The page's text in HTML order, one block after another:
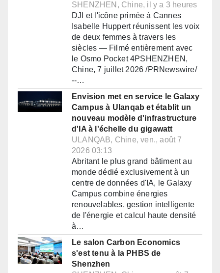
SHENZHEN, Chine, il y a 3 heures
DJI et l'icône primée à Cannes
Isabelle Huppert réunissent les voix
de deux femmes à travers les
siècles — Filmé entièrement avec
le Osmo Pocket 4PSHENZHEN,
Chine, 7 juillet 2026 /PRNewswire/
--…
Envision met en service le Galaxy
Campus à Ulanqab et établit un
nouveau modèle d'infrastructure
d'IA à l'échelle du gigawatt
ULANQAB, Chine, ven., août 7
2026 03:13
Abritant le plus grand bâtiment au
monde dédié exclusivement à un
centre de données d'IA, le Galaxy
Campus combine énergies
renouvelables, gestion intelligente
de l'énergie et calcul haute densité
à…
Le salon Carbon Economics
s'est tenu à la PHBS de
Shenzhen